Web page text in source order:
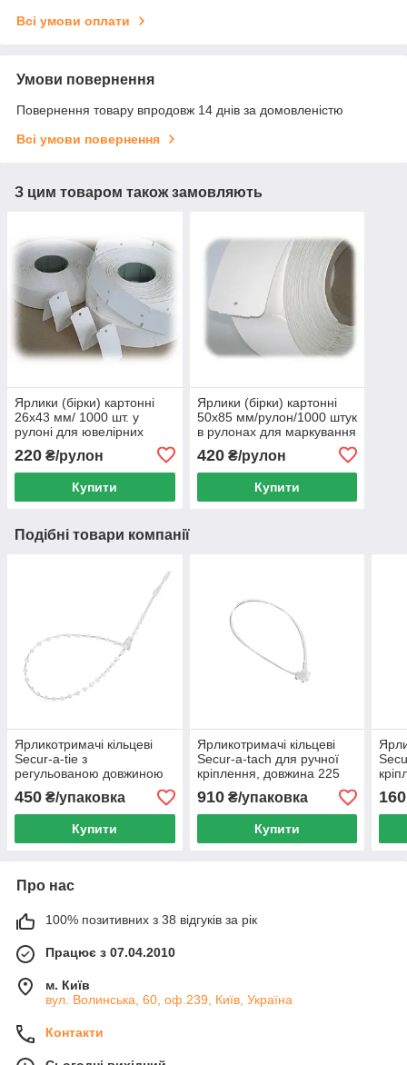
Всі умови оплати
Умови повернення
Повернення товару впродовж 14 днів за домовленістю
Всі умови повернення
З цим товаром також замовляють
Ярлики (бірки) картонні
26х43 мм/ 1000 шт. у
рулоні для ювелірних
елементів декору
220 ₴/рулон
Купити
Ярлики (бірки) картонні
50х85 мм/рулон/1000 штук
в рулонах для маркування
продаж картонних бірок
420₴/рулон
Купити
Подібні товари компанії
Ярликотримачі кільцеві
Secur-a-tie з
регульованою довжиною
для ручного кріплення, в
упаковці 1000 шт
450 ₴/упаковка
Купити
Ярликотримачі кільцеві
Secur-a-tach для ручної
кріплення, довжина 225
мм, 5 тис.шт/упак.
910₴/упаковка
Купити
мм,
160
Про нас
100% позитивних з 38 відгуків за рік
Працює з 07.04.2010
м. Київ
вул. Волинська, 60, оф.239, Київ, Україна
Контакти